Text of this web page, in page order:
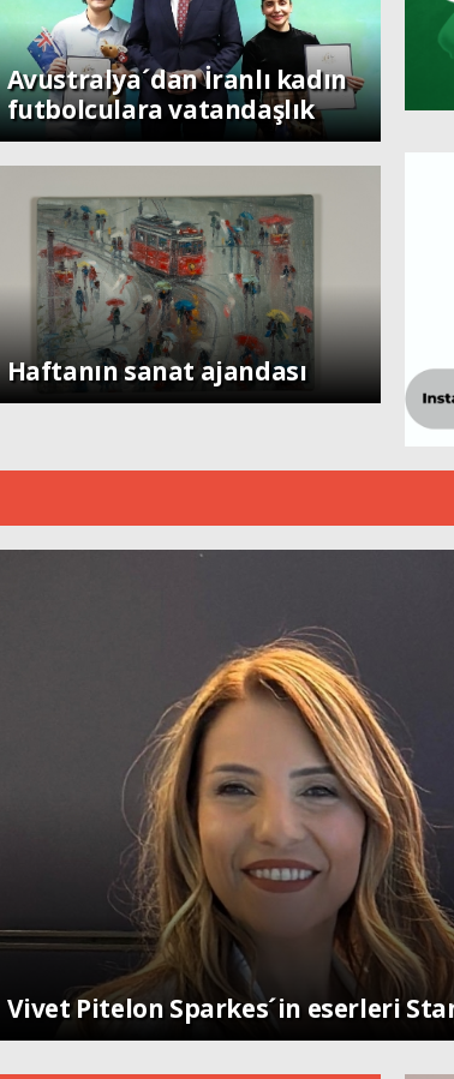
Dünya
Avustralya´dan İranlı kadın
futbolculara vatandaşlık
Sanat
Haftanın sanat ajandası
Vivet Pitelon Sparkes´in eserleri